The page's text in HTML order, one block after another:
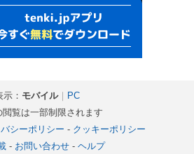
示： モバイル｜ PC
覧は一部制限されます
シーポリシー - クッキーポリシー
- お問い合わせ- ヘルプ